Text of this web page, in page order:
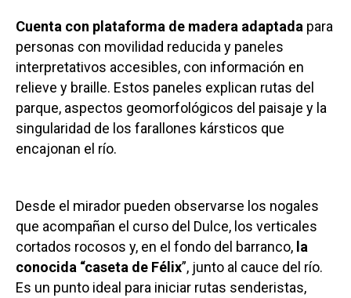
Cuenta con plataforma de madera adaptada para
personas con movilidad reducida y paneles
interpretativos accesibles, con información en
relieve y braille. Estos paneles explican rutas del
parque, aspectos geomorfológicos del paisaje y la
singularidad de los farallones kársticos que
encajonan el río.
Desde el mirador pueden observarse los nogales
que acompañan el curso del Dulce, los verticales
cortados rocosos y, en el fondo del barranco, la
conocida “caseta de Félix”, junto al cauce del río.
Es un punto ideal para iniciar rutas senderistas,